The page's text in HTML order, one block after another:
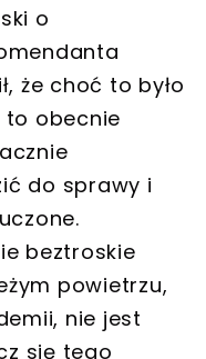
o
że choć to było
to obecnie
do sprawy i
beztroskie
powietrzu,
nie jest
się tego